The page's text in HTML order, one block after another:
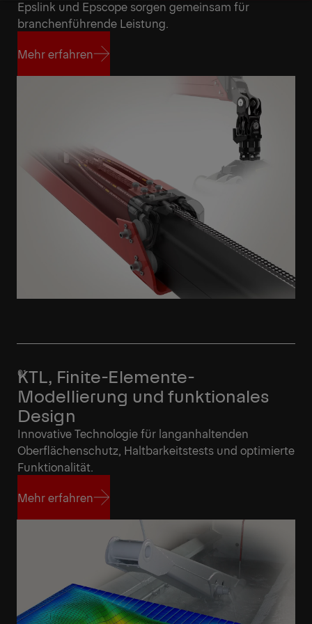
Highlights Angebot anfordern
Epslink und Epscope sorgen gemeinsam für
branchenführende Leistung.
Mehr erfahren
KTL, Finite-Elemente-
Modellierung und funktionales
Design
Innovative Technologie für langanhaltenden
Oberflächenschutz, Haltbarkeitstests und optimierte
Funktionalität.
Mehr erfahren